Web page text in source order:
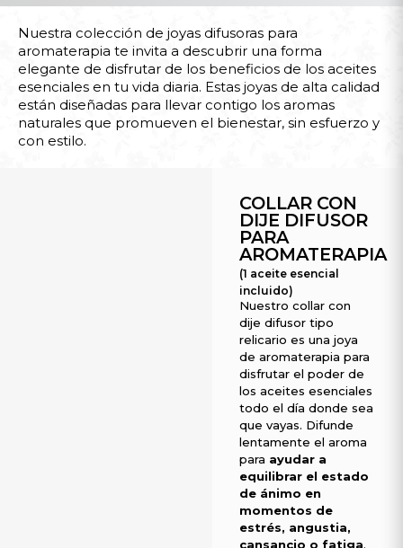
Nuestra colección de joyas difusoras para
aromaterapia te invita a descubrir una forma
elegante de disfrutar de los beneficios de los aceites
esenciales en tu vida diaria. Estas joyas de alta calidad
están diseñadas para llevar contigo los aromas
naturales que promueven el bienestar, sin esfuerzo y
con estilo.
COLLAR CON
DIJE DIFUSOR
PARA
AROMATERAPIA
(1 aceite esencial
incluido)
Nuestro collar con
dije difusor tipo
relicario es una joya
de aromaterapia para
disfrutar el poder de
los aceites esenciales
todo el día donde sea
que vayas. Difunde
lentamente el aroma
para ayudar a
equilibrar el estado
de ánimo en
momentos de
estrés, angustia,
cansancio o fatiga.